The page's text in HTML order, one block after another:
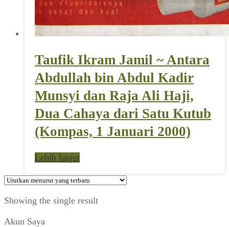
Taufik Ikram Jamil ~ Antara
Abdullah bin Abdul Kadir
Munsyi dan Raja Ali Haji,
Dua Cahaya dari Satu Kutub
(Kompas, 1 Januari 2000)
Lebih lanjut
Showing the single result
Akun Saya